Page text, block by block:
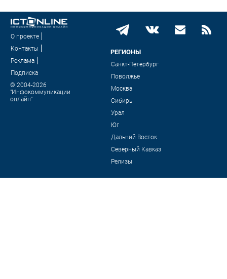
О проекте
Контакты
Реклама
Подписка
© 2004-2026
"Инфокоммуникации
онлайн"
РЕГИОНЫ
Санкт-Петербург
Поволжье
Москва
Сибирь
Урал
Юг
Дальний Восток
Северный Кавказ
Релизы